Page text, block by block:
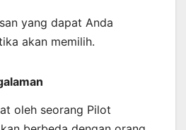
yang dapat Anda
akan memilih.
oleh seorang Pilot